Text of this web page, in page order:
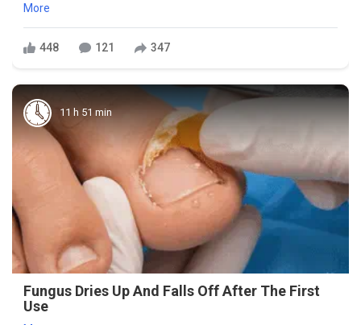
More
448 121 347
11 h 51 min
Fungus Dries Up And Falls Off After The First
Use